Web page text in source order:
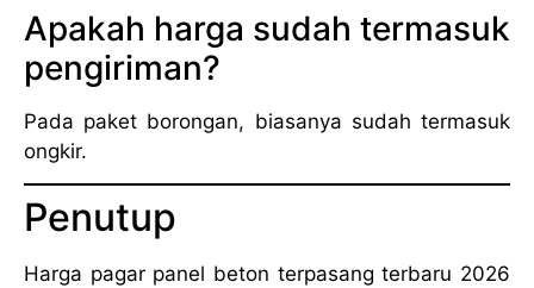
Apakah harga sudah termasuk
pengiriman?
Pada paket borongan, biasanya sudah termasuk
ongkir.
Penutup
Harga pagar panel beton terpasang terbaru 2026